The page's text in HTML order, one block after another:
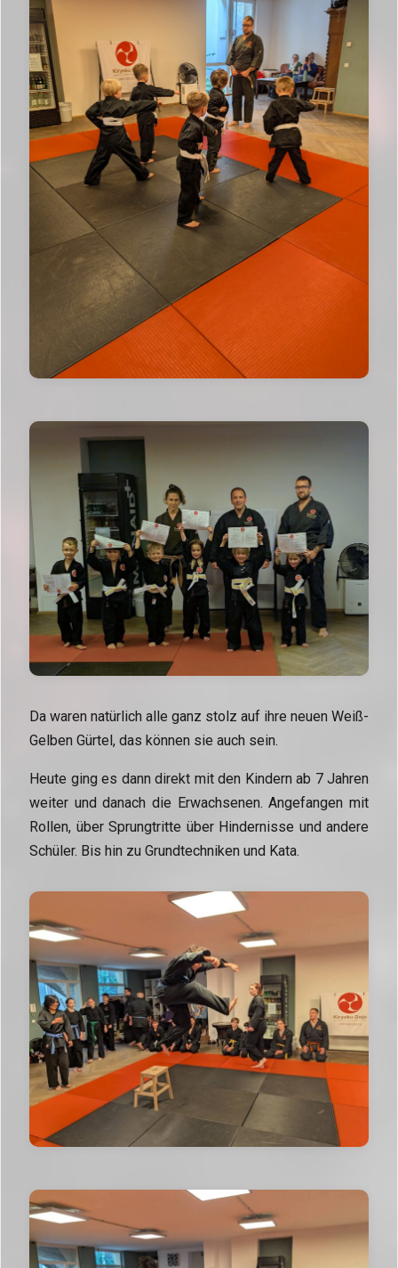
Da waren natürlich alle ganz stolz auf ihre neuen Weiß-
Gelben Gürtel, das können sie auch sein.
Heute ging es dann direkt mit den Kindern ab 7 Jahren
weiter und danach die Erwachsenen. Angefangen mit
Rollen, über Sprungtritte über Hindernisse und andere
Schüler. Bis hin zu Grundtechniken und Kata.